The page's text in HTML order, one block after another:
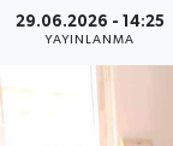
29.06.2026 - 14:25
YAYINLANMA
MEDYA
Haber Arşivi